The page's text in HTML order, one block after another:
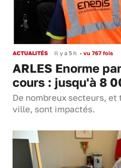
ACTUALITÉS Il y a 5 h • vu 767 fois
ARLES Enorme
cours : jusqu'à 8
De nombreux secteurs,
ville, sont impactés.